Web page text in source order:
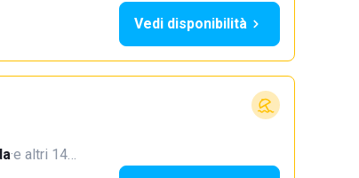
Vedi disponibilità
·e altri 14…